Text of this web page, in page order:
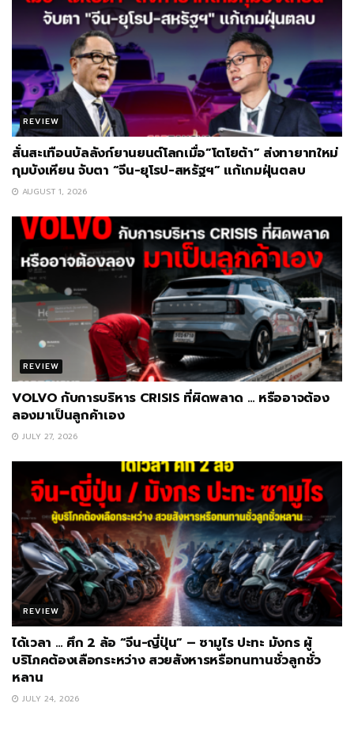
REVIEW
สั่นสะเทือนบัลลังก์ยานยนต์โลกเมื่อ”โตโยต้า” ส่งทายาทใหม่
กุมบังเหียน จับตา “จีน-ยุโรป-สหรัฐฯ” แก้เกมฝุ่นตลบ
AUGUST 1, 2026
REVIEW
VOLVO กับการบริหาร CRISIS ที่ผิดพลาด … หรืออาจต้อง
ลองมาเป็นลูกค้าเอง
JULY 27, 2026
REVIEW
ได้เวลา … ศึก 2 ล้อ “จีน-ญี่ปุ่น” – ซามูไร ปะทะ มังกร ผู้
บริโภคต้องเลือกระหว่าง สวยสังหารหรือทนทานชั่วลูกชั่ว
หลาน
JULY 24, 2026